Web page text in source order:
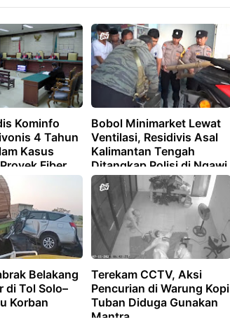
Kominfo
4 Tahun
Kasus
Fiber
Bobol Minimarket Lewat
Ventilasi, Residivis Asal
Kalimantan Tengah
Ditangkap Polisi di Ngawi
Belakang
di Tol Solo–
Korban
Terekam CCTV, Aksi
Pencurian di Warung Kopi
Tuban Diduga Gunakan
Mantra